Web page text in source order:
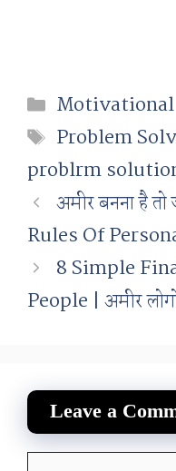
Categories
Motivational
Tags
Problem
problrm
अमीर बनना है
Rules Of
8 Simple
People | अमीर
Leave a